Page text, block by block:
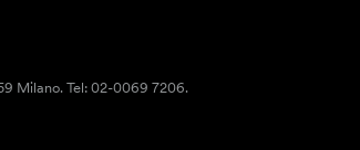
Milano. Tel: 02-0069 7206.